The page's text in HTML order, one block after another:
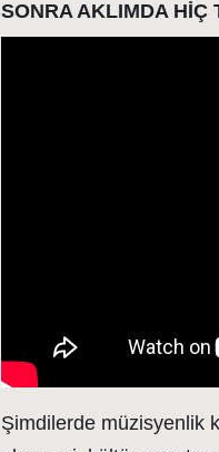
SONRA AKLIMDA HİÇ
Şimdilerde müzisyenlik